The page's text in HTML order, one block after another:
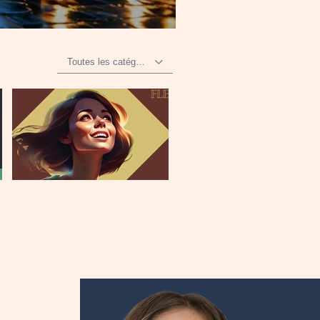
Toutes les catégories